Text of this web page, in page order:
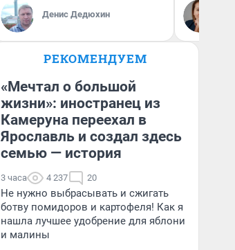
Денис Дедюхин
РЕКОМЕНДУЕМ
«Мечтал о большой
жизни»: иностранец из
Камеруна переехал в
Ярославль и создал здесь
семью — история
3 часа 4 237 20
Не нужно выбрасывать и сжигать
ботву помидоров и картофеля! Как я
нашла лучшее удобрение для яблони
и малины